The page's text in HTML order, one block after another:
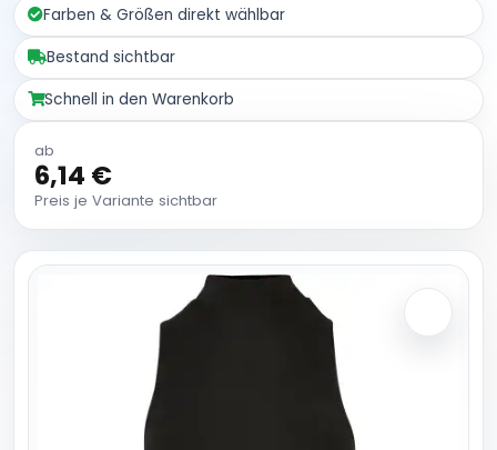
Farben & Größen direkt wählbar
Bestand sichtbar
Schnell in den Warenkorb
ab
6,14 €
Preis je Variante sichtbar